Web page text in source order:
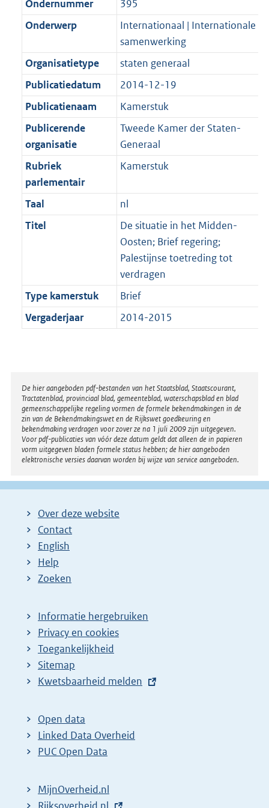
Ondernummer
395
Onderwerp
Internationaal | Internationale
samenwerking
Organisatietype
staten generaal
Publicatiedatum
2014-12-19
Publicatienaam
Kamerstuk
Publicerende
organisatie
Tweede Kamer der Staten-
Generaal
Rubriek
parlementair
Kamerstuk
Taal
nl
Titel
De situatie in het Midden-
Oosten; Brief regering;
Palestijnse toetreding tot
verdragen
Type kamerstuk
Brief
Vergaderjaar
2014-2015
Disclaimer
De hier aangeboden pdf-bestanden van het Staatsblad, Staatscourant,
Tractatenblad, provinciaal blad, gemeenteblad, waterschapsblad en blad
gemeenschappelijke regeling vormen de formele bekendmakingen in de
zin van de Bekendmakingswet en de Rijkswet goedkeuring en
bekendmaking verdragen voor zover ze na 1 juli 2009 zijn uitgegeven.
Voor pdf-publicaties van vóór deze datum geldt dat alleen de in papieren
vorm uitgegeven bladen formele status hebben; de hier aangeboden
elektronische versies daarvan worden bij wijze van service aangeboden.
Over deze website
Contact
English
Help
Zoeken
Informatie hergebruiken
Privacy en cookies
Toegankelijkheid
Sitemap
E
t
e
r
l
Kwetsbaarheid melden
Open data
Linked Data Overheid
PUC Open Data
MijnOverheid.nl
E
Rijksoverheid.nl